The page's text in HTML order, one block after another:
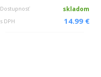
Dostupnosť skladom
s DPH 14.99 €